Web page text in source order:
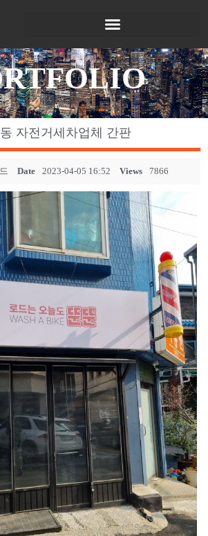
자전거세차업체 간판
Date 2023-04-05 16:52 Views 7866